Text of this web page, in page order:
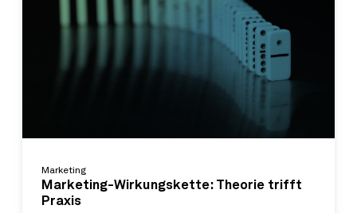
Marketing
Marketing-Wirkungskette: Theorie trifft
Praxis